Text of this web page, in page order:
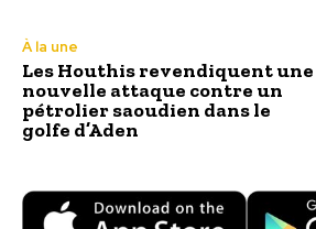
À la une
Les Houthis revendiquent une
nouvelle attaque contre un
pétrolier saoudien dans le
golfe d’Aden